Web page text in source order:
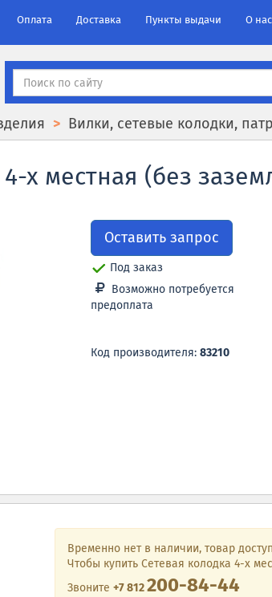
Оплата Доставка Пункты выдачи О нас
Вилки, сетевые колодки,
х местная (без
Оставить запрос
Под заказ
Возможно потребуется
предоплата
Код производителя: 83210
Временно нет в наличии, товар
Чтобы купить Сетевая колодка 4-х
Звоните +7 812200-84-44